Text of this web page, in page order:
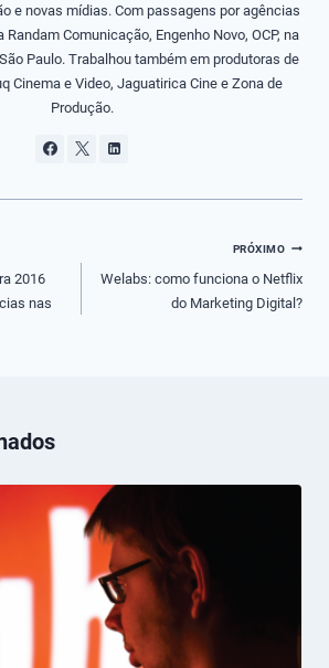
e novas mídias. Com passagens por agências
Comunicação, Engenho Novo, OCP, na
Paulo. Trabalhou também em produtoras de
Cinema e Video, Jaguatirica Cine e Zona de
Produção.
2016
nas
PRÓXIMO
Welabs: como funciona o Netflix
do Marketing Digital?